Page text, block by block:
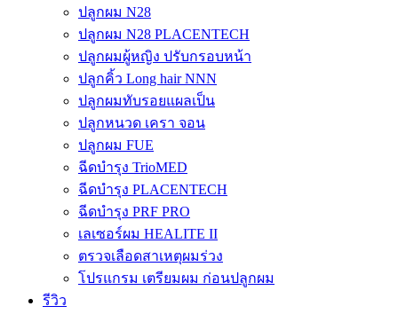
ปลูกผม N28
ปลูกผม N28 PLACENTECH
ปลูกผมผู้หญิง ปรับกรอบหน้า
ปลูกคิ้ว Long hair NNN
ปลูกผมทับรอยแผลเป็น
ปลูกหนวด เครา จอน
ปลูกผม FUE
ฉีดบำรุง TrioMED
ฉีดบำรุง PLACENTECH
ฉีดบำรุง PRF PRO
เลเซอร์ผม HEALITE II
ตรวจเลือดสาเหตุผมร่วง
โปรแกรม เตรียมผม ก่อนปลูกผม
รีวิว